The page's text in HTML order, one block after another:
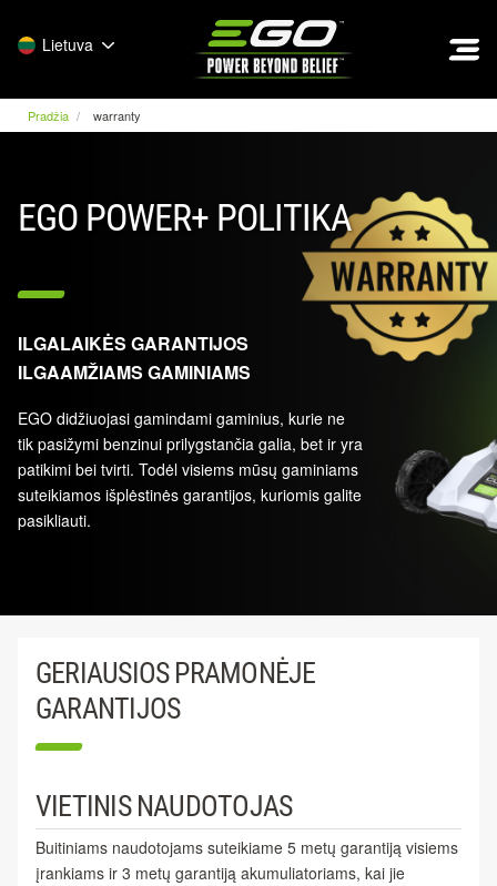
Lietuva
Pradžia warranty
EGO POWER+ POLITIKA
ILGALAIKĖS GARANTIJOS
ILGAAMŽIAMS GAMINIAMS
EGO didžiuojasi gamindami gaminius, kurie ne
tik pasižymi benzinui prilygstančia galia, bet ir yra
patikimi bei tvirti. Todėl visiems mūsų gaminiams
suteikiamos išplėstinės garantijos, kuriomis galite
pasikliauti.
GERIAUSIOS PRAMONĖJE
GARANTIJOS
VIETINIS NAUDOTOJAS
Buitiniams naudotojams suteikiame 5 metų garantiją visiems
įrankiams ir 3 metų garantiją akumuliatoriams, kai jie